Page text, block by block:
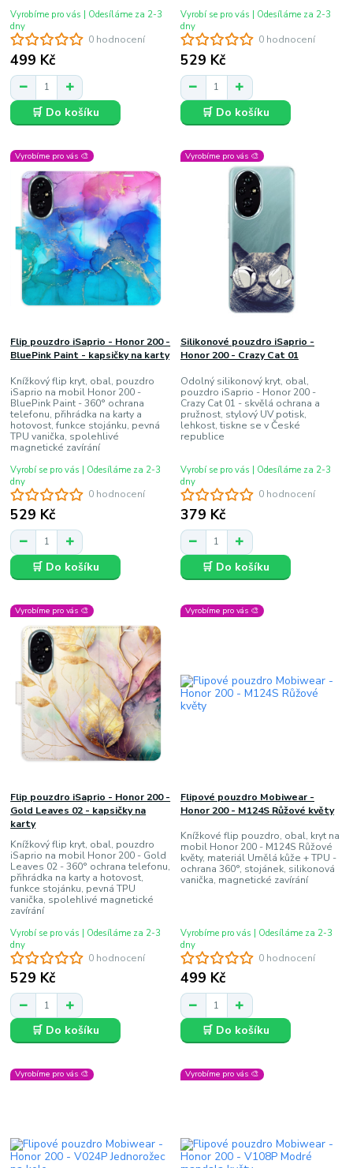
0 hodnocení
499 Kč
Vyrobíme pro vás | Odesíláme za 2-3
dny
🛒 Do košíku
0 hodnocení
529 Kč
Vyrobí se pro vás | Odesíláme za 2-3
dny
🛒 Do košíku
Vyrobíme pro vás 🎨
0 hodnocení
Flip pouzdro iSaprio - Honor 200 -
BluePink Paint - kapsičky na karty
Knížkový flip kryt, obal, pouzdro
iSaprio na mobil Honor 200 -
BluePink Paint - 360° ochrana
telefonu, přihrádka na karty a
hotovost, funkce stojánku, pevná
TPU vanička, spolehlivé
magnetické zavírání
529 Kč
Vyrobí se pro vás | Odesíláme za 2-3
dny
🛒 Do košíku
Vyrobíme pro vás 🎨
0 hodnocení
Silikonové pouzdro iSaprio -
Honor 200 - Crazy Cat 01
Odolný silikonový kryt, obal,
pouzdro iSaprio - Honor 200 -
Crazy Cat 01 - skvělá ochrana a
pružnost, stylový UV potisk,
lehkost, tiskne se v České
republice
379 Kč
Vyrobí se pro vás | Odesíláme za 2-3
dny
🛒 Do košíku
Vyrobíme pro vás 🎨
0 hodnocení
Flip pouzdro iSaprio - Honor 200 -
Gold Leaves 02 - kapsičky na
karty
Knížkový flip kryt, obal, pouzdro
iSaprio na mobil Honor 200 - Gold
Leaves 02 - 360° ochrana telefonu,
přihrádka na karty a hotovost,
funkce stojánku, pevná TPU
vanička, spolehlivé magnetické
zavírání
529 Kč
Vyrobí se pro vás | Odesíláme za 2-3
dny
🛒 Do košíku
Vyrobíme pro vás 🎨
0 hodnocení
Flipové pouzdro Mobiwear -
Honor 200 - M124S Růžové květy
Knížkové flip pouzdro, obal, kryt na
mobil Honor 200 - M124S Růžové
květy, materiál Umělá kůže + TPU -
ochrana 360°, stojánek, silikonová
vanička, magnetické zavírání
499 Kč
Vyrobíme pro vás | Odesíláme za 2-3
dny
🛒 Do košíku
Vyrobíme pro vás 🎨 Vyrobíme pro vás 🎨